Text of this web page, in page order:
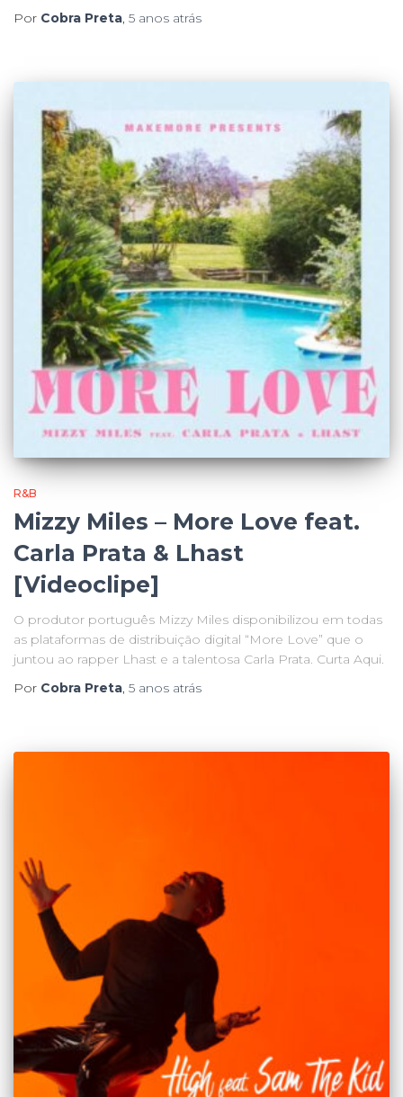
Por Cobra Preta, 5 anos atrás
R&B
Mizzy Miles – More Love feat.
Carla Prata & Lhast
[Videoclipe]
O produtor português Mizzy Miles disponibilizou em todas
as plataformas de distribuição digital “More Love” que o
juntou ao rapper Lhast e a talentosa Carla Prata. Curta Aqui.
Por Cobra Preta, 5 anos atrás